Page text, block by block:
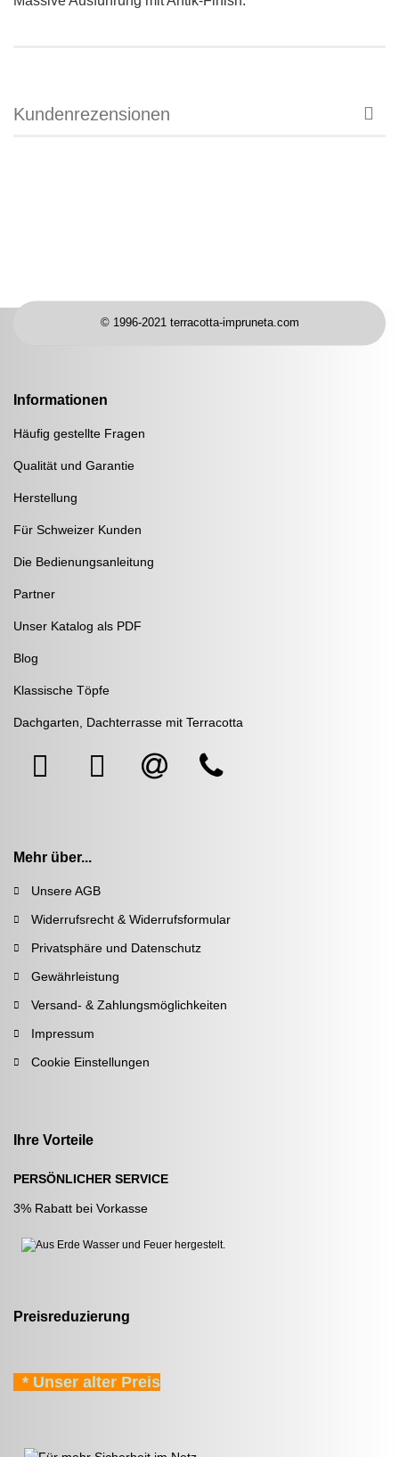
Kundenrezensionen
© 1996-2021 terracotta-impruneta.com
Informationen
Häufig gestellte Fragen
Qualität und Garantie
Herstellung
Für Schweizer Kunden
Die Bedienungsanleitung
Partner
Unser Katalog als PDF
Blog
Klassische Töpfe
Dachgarten, Dachterrasse mit Terracotta
Mehr über...
Unsere AGB
Widerrufsrecht & Widerrufsformular
Privatsphäre und Datenschutz
Gewährleistung
Versand- & Zahlungsmöglichkeiten
Impressum
Cookie Einstellungen
Ihre Vorteile
PERSÖNLICHER SERVICE
3% Rabatt bei Vorkasse
Preisreduzierung
* Unser alter Preis